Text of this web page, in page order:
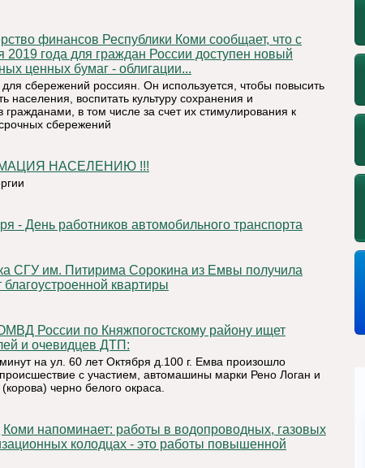
2019 года для граждан России доступен новый
ценных бумаг - облигации...
сбережений россиян. Он используется, чтобы повысить
населения, воспитать культуру сохранения и
гражданами, в том числе за счет их стимулирования к
сбережений
НАСЕЛЕНИЮ !!!
- День работников автомобильного транспорта
благоустроенной квартиры
и очевидцев ДТП:
на ул. 60 лет Октября д.100 г. Емва произошло
с участием, автомашины марки Рено Логан и
(корова) черно белого окраса.
колодцах - это работы повышенной